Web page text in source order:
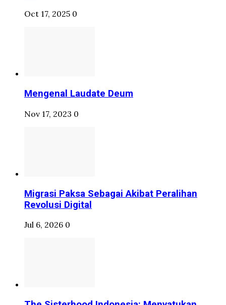
Oct 17, 2025 0
Mengenal Laudate Deum
Nov 17, 2023 0
Migrasi Paksa Sebagai Akibat Peralihan
Revolusi Digital
Jul 6, 2026 0